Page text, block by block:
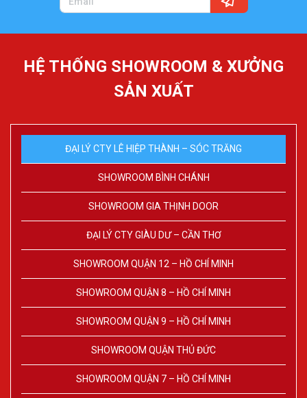
HỆ THỐNG SHOWROOM & XƯỞNG
SẢN XUẤT
ĐẠI LÝ CTY LÊ HIỆP THÀNH – SÓC TRĂNG
SHOWROOM BÌNH CHÁNH
SHOWROOM GIA THỊNH DOOR
ĐẠI LÝ CTY GIÀU DƯ – CẦN THƠ
SHOWROOM QUẬN 12 – HỒ CHÍ MINH
SHOWROOM QUẬN 8 – HỒ CHÍ MINH
SHOWROOM QUẬN 9 – HỒ CHÍ MINH
SHOWROOM QUẬN THỦ ĐỨC
SHOWROOM QUẬN 7 – HỒ CHÍ MINH